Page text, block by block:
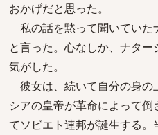
おかげだと思った。
私の話を黙って聞いていた
と言った。心なしか、ナタ
気がした。
彼女は、続いて自分の身の
シアの皇帝が革命によって
てソビエト連邦が誕生する